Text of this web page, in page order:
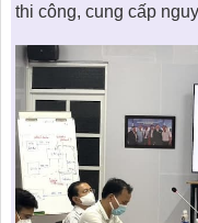
thi công, cung cấp